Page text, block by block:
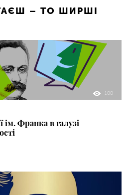
– ТО ШИРШІ
100
ім. Франка в галузі